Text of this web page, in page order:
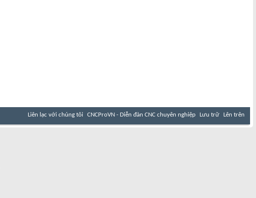
Liên lạc với chúng tôi CNCProVN - Diễn đàn CNC chuyên nghiệp Lưu trữ Lên trên